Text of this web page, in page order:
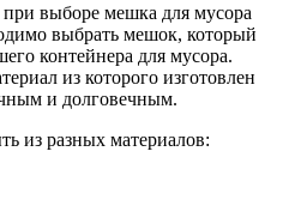
выборе мешка для мусора
выбрать мешок, который
контейнера для мусора.
из которого изготовлен
и долговечным.
из разных материалов: